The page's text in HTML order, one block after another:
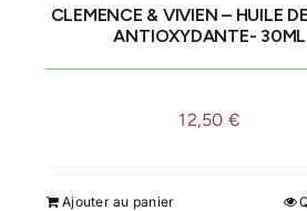
CLEMENCE & VIVIEN – HUILE
ANTIOXYDANTE- 30ML
12,50 €
Ajouter au panier